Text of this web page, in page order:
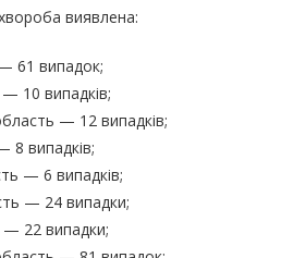
виявлена:
61 випадок;
10 випадків;
— 12 випадків;
8 випадків;
— 6 випадків;
— 24 випадки;
— 22 випадки;